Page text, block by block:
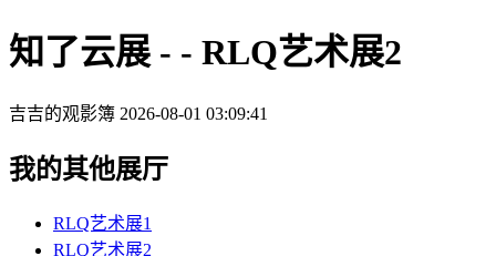
知了云展 - - RLQ艺术展2
吉吉的观影簿 2026-08-01 03:09:41
我的其他展厅
RLQ艺术展1
RLQ艺术展2